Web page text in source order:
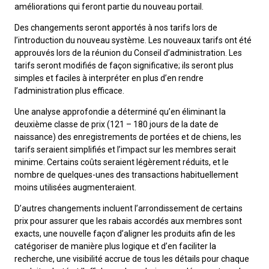
Chiens de berger
Appenzeller sennenhund
Bouvier australien
Kelpie australien
Berger australien
Bouvier australien courte queue
Colley barbu
Beauceron
Lévriers et chiens courants
Lévrier afghan
Azawakh
Basenji
Basset Hound
Beagle
Chien de St-Hubert
Chiens de compagnie
Chien esquimau américain (miniature)
Chien esquimau américain (standard)
Bichon frisé
Terrier de Boston
Bouledogue anglais
Chiens de sport
Barbet
Braque français (Gascogne)
Braque français (Pyrénées)
Braque d'Auvergne
Terriers
Terrier airedale
Terrier Nu Américain
Terrier américain du Staffordshire
Chiens nains
Affenpinscher
Chien esquimau américain (nain)
Chiens de travail
Akita
Je veux devenir évaluateur
Ressources pour les évaluateurs et les clubs
Organiser un test CGN
Nutrition
Santé
Toilettage
Chien égaré
Informations sur l'éducation
Quoi de neuf?
FAQ
Profilage d'ADN
Programme intégré sur la santé des races
Éducation des éleveurs
Soutien à la communauté des éleveurs
Stratégies en matière de santé des races
Programme d'ADN
Programme de certification des éleveurs du CCC
Ressources éducatives
CONDITIONS D’ADMISSIBILITÉ
Groupe 1 - Chiens de sport
Groupe 2 - Lévriers et chiens courants
Groupe 3 - Chiens-de-travail
Groupe 4 - Terriers
Programme de soutien aux éleveurs de Trupanion
Inscription à la Puppy List
L'importation des chiens
Bureau des commandes
L’Exposition du championnat national du CCC 2026
Aperçu des événements
Agilité
Concours sur le terrain pour beagles
Programme Bon voisin canin du CCC
Programme de poursuite sur leurre
Expositions de conformation
Épreuve de chien de trait
Calendrier - événements
CanuckDogs.com
Procédure pour enregistrer un chien au CCC
Procédure pour un numéro d’inscription à l’événement
Répertoire des juges
Top Dogs
Top Dogs 2025
Assemblée générale annuelle du CCC
Formulaires
Le courrier canin
Adhésion au CCC
Sociétés affiliées
Royal Canin
BFL Canada
Days Inn
Dodge
Adhésion au CCC
Jeunes manieurs
M9C 5K6
lundi à vendredi
9 h à 17 h
HNE
Adhésion Plus – sans frais
1-855-880-6237
Bureau des commandes
1-800-250-8040
orderdesk@ckc.ca
FAQ
Quand puis-je m'attendre à recevoir une version PDF de mon
améliorations qui feront partie du nouveau portail.
Des changements seront apportés à nos tarifs lors de
l’introduction du nouveau système. Les nouveaux tarifs ont été
approuvés lors de la réunion du Conseil d’administration. Les
tarifs seront modifiés de façon significative; ils seront plus
simples et faciles à interpréter en plus d’en rendre
l’administration plus efficace.
Une analyse approfondie a déterminé qu’en éliminant la
deuxième classe de prix (121 – 180 jours de la date de
naissance) des enregistrements de portées et de chiens, les
tarifs seraient simplifiés et l’impact sur les membres serait
minime. Certains coûts seraient légèrement réduits, et le
nombre de quelques-unes des transactions habituellement
moins utilisées augmenteraient.
D’autres changements incluent l’arrondissement de certains
prix pour assurer que les rabais accordés aux membres sont
exacts, une nouvelle façon d’aligner les produits afin de les
catégoriser de manière plus logique et d’en faciliter la
recherche, une visibilité accrue de tous les détails pour chaque